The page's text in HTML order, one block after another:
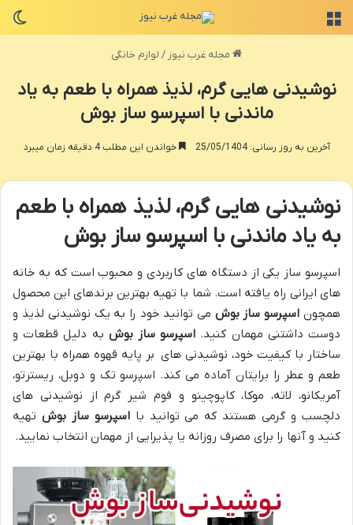
مجله غرب نیوز / لوازم خانگی
نوشیدنی هایی گرم، لذیذ همراه با طعم به یاد
ماندنی با اسپرسو ساز بوش
آخرین به روز رسانی: 25/05/1404 خواندن این مطلب 4 دقیقه زمان میبرد
نوشیدنی هایی گرم، لذیذ همراه با طعم
به یاد ماندنی با اسپرسو ساز بوش
اسپرسو ساز یکی از دستگاه های کاربردی و محبوب است که به خانه
های ایرانی راه یافته است. شما با تهیه بهترین برندهای این محصول
همچون اسپرسو ساز بوش می توانید خود را به یک نوشیدنی لذیذ و
دوست داشتنی مهمان کنید. اسپرسو ساز بوش به دلیل قطعات و
ساختار با کیفیت خود، نوشیدنی های بر پایه قهوه همراه با بهترین
طعم و عطر را برایتان آماده می کند. اسپرسو تک و دوبل، ریسترتو،
آمریکانو، لاته، موکا، کاپوچینو و فوم شیر گرم از نوشیدنی های
دلچسب و گرمی هستند که می توانید بااسپرسو ساز بوش تهیه
کنید و آنها را برای مصرف روزانه یا پذیرایی از مهمان انتخاب نمایید.